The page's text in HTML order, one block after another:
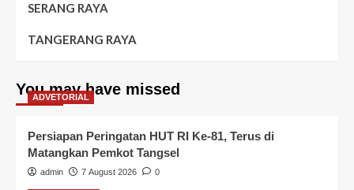
SERANG RAYA
TANGERANG RAYA
You may have missed
ADVETORIAL
Persiapan Peringatan HUT RI Ke-81, Terus di
Matangkan Pemkot Tangsel
admin 7 August 2026 0